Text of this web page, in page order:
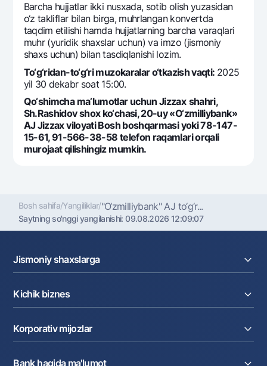
Barcha hujjatlar ikki nusxada, sotib olish yuzasidan
o‘z takliflar bilan birga, muhrlangan konvеrtda
taqdim etilishi hamda hujjatlarning barcha varaqlari
muhr (yuridik shaxslar uchun) va imzo (jismoniy
shaxs uchun) bilan tasdiqlanishi lozim.
To‘g‘ridan-to‘g‘ri muzokaralar o‘tkazish vaqti: 2025
yil 30 dekabr soat 15:00.
Qo‘shimcha ma’lumotlar uchun Jizzax shahri,
Sh.Rashidov shox ko‘chasi, 20-uy «O‘zmilliybank»
AJ Jizzax viloyati Bosh boshqarmasi yoki 78-147-
15-61, 91-566-38-58 tеlеfon raqamlari orqali
murojaat qilishingiz mumkin.
Bosh sahifa/Yangiliklar/"O‘zmilliybank" AJ to‘g‘r...
Saytning so'nggi yangilanishi:09.08.2026 12:09:07
Jismoniy shaxslarga
Omonatlar
Kartalar
Pul oʻtkazmalari
Valyutalar kursi
Aksiyalar
Kichik biznes
Kreditlar
Ekvayring
Depozitlar
Korporativ mijozlar
Bank haqida ma'lumot